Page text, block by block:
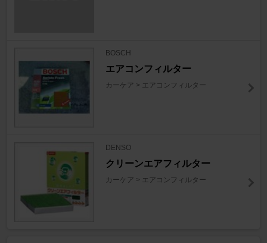
BOSCH
エアコンフィルター
カーケア > エアコンフィルター
DENSO
クリーンエアフィルター
カーケア > エアコンフィルター